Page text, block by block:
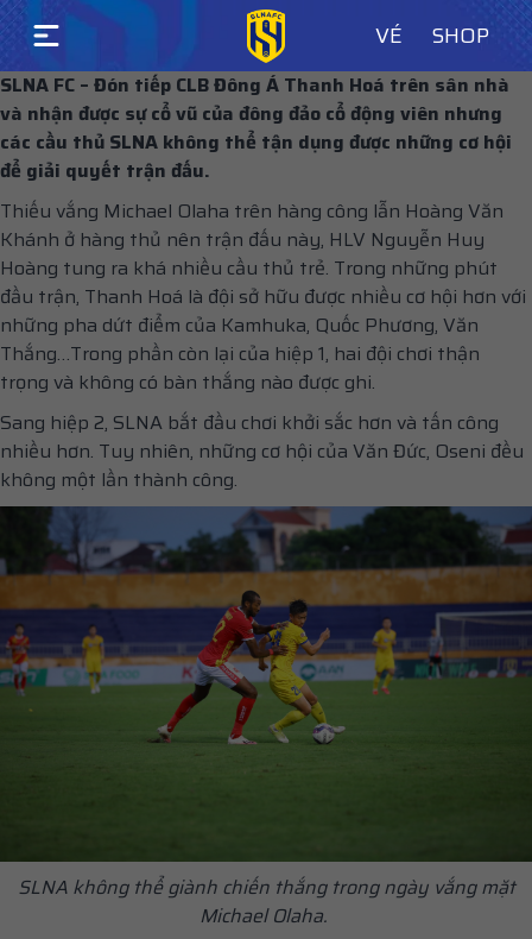
VÉ SHOP
SLNA FC – Đón tiếp CLB Đông Á Thanh Hoá trên sân nhà
và nhận được sự cổ vũ của đông đảo cổ động viên nhưng
các cầu thủ SLNA không thể tận dụng được những cơ hội
để giải quyết trận đấu.
Thiếu vắng Michael Olaha trên hàng công lẫn Hoàng Văn
Khánh ở hàng thủ nên trận đấu này, HLV Nguyễn Huy
Hoàng tung ra khá nhiều cầu thủ trẻ. Trong những phút
đầu trận, Thanh Hoá là đội sở hữu được nhiều cơ hội hơn với
những pha dứt điểm của Kamhuka, Quốc Phương, Văn
Thắng…Trong phần còn lại của hiệp 1, hai đội chơi thận
trọng và không có bàn thắng nào được ghi.
Sang hiệp 2, SLNA bắt đầu chơi khởi sắc hơn và tấn công
nhiều hơn. Tuy nhiên, những cơ hội của Văn Đức, Oseni đều
không một lần thành công.
SLNA không thể giành chiến thắng trong ngày vắng mặt
Michael Olaha.